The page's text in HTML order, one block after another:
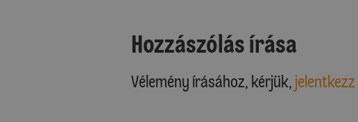
Hozzászólás írása
Vélemény írásához, kérjük, jelentkezz